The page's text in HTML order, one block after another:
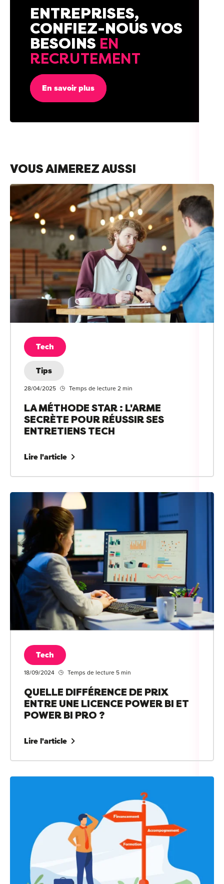
ENTREPRISES,
CONFIEZ-NOUS VOS
BESOINS EN
RECRUTEMENT
En savoir plus
VOUS AIMEREZ AUSSI
Tech
Tips
28/04/2025 Temps de lecture 2 min
LA MÉTHODE STAR : L'ARME
SECRÈTE POUR RÉUSSIR SES
ENTRETIENS TECH
Lire l'article
Tech
18/09/2024 Temps de lecture 5 min
QUELLE DIFFÉRENCE DE PRIX
ENTRE UNE LICENCE POWER BI ET
POWER BI PRO ?
Lire l'article